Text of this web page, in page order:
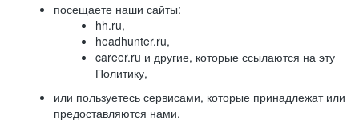
посещаете наши сайты:
hh.ru,
headhunter.ru,
career.ru и другие, которые ссылаются на эту
Политику,
или пользуетесь сервисами, которые принадлежат или
предоставляются нами.